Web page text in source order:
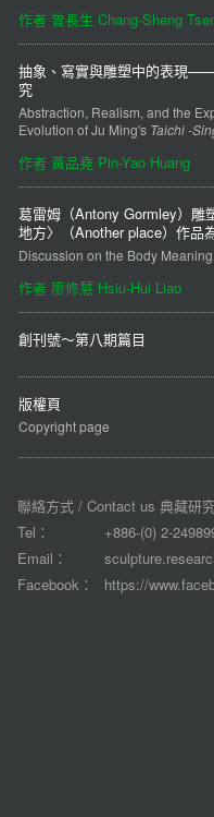
作者 曾長生 Chang-Sheng
抽象、寫實與雕塑中的表現
究
Abstraction, Realism, and the
Evolution of Ju Ming's Taichi -
作者 黃品堯 Pin-Yao Huang
葛雷姆（Antony Gormley）雕
地方〉（Another place）作品
Discussion on the Body
作者 廖修慧 Hsiu-Hui Liao
創刊號～第八期篇目
版權頁
Copyright page
聯絡方式 / Contact us 典藏研
Tel：
+886-(0) 2-
Email：
Facebook：
https://